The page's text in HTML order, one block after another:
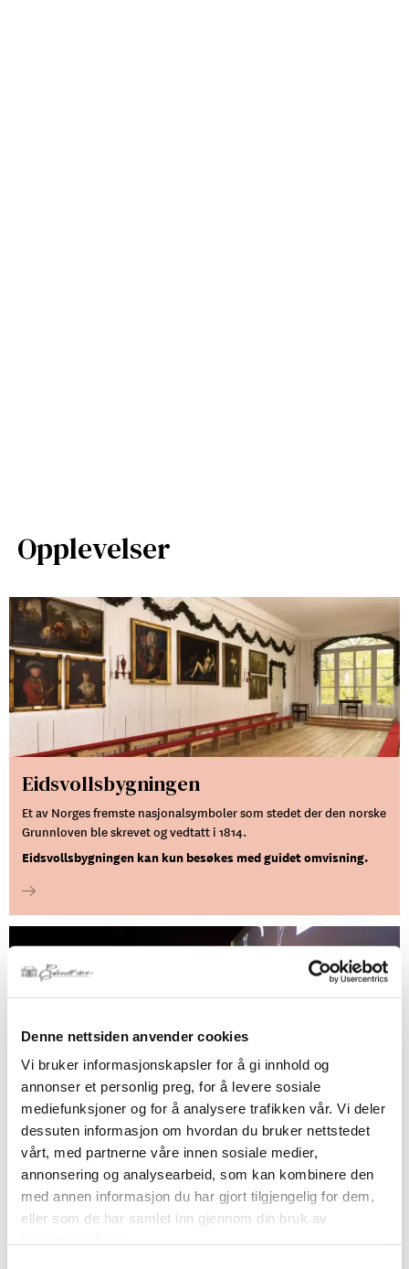
Denne nettsiden anvender cookies
Vi bruker informasjonskapsler for å gi innhold og
annonser et personlig preg, for å levere sosiale
mediefunksjoner og for å analysere trafikken vår. Vi deler
dessuten informasjon om hvordan du bruker nettstedet
vårt, med partnerne våre innen sosiale medier,
annonsering og analysearbeid, som kan kombinere den
med annen informasjon du har gjort tilgjengelig for dem,
eller som de har samlet inn gjennom din bruk av
Opplevelser
Eidsvollsbygningen
Et av Norges fremste nasjonalsymboler som stedet der den norske
Grunnloven ble skrevet og vedtatt i 1814.
Eidsvollsbygningen kan kun besøkes med guidet omvisning.
Demokratisenteret
Wergelands hus
Bli med på en reise fra 1814 frem til i dag, med blikk inn mot
framtiden!